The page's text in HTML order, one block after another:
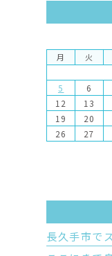
月 火
5
6
12
13
19
20
26
27